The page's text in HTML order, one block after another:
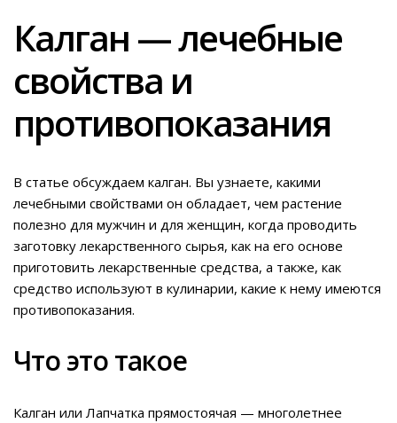
Калган — лечебные
свойства и
противопоказания
В статье обсуждаем калган. Вы узнаете, какими
лечебными свойствами он обладает, чем растение
полезно для мужчин и для женщин, когда проводить
заготовку лекарственного сырья, как на его основе
приготовить лекарственные средства, а также, как
средство используют в кулинарии, какие к нему имеются
противопоказания.
Что это такое
Калган или Лапчатка прямостоячая — многолетнее